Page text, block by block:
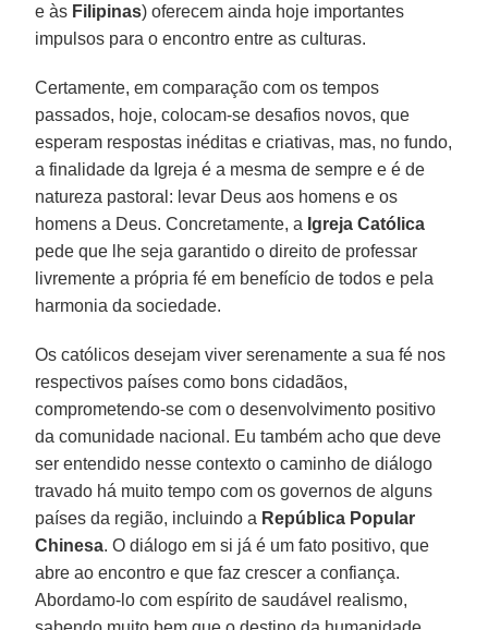
e às Filipinas) oferecem ainda hoje importantes
impulsos para o encontro entre as culturas.
Certamente, em comparação com os tempos
passados, hoje, colocam-se desafios novos, que
esperam respostas inéditas e criativas, mas, no fundo,
a finalidade da Igreja é a mesma de sempre e é de
natureza pastoral: levar Deus aos homens e os
homens a Deus. Concretamente, a Igreja Católica
pede que lhe seja garantido o direito de professar
livremente a própria fé em benefício de todos e pela
harmonia da sociedade.
Os católicos desejam viver serenamente a sua fé nos
respectivos países como bons cidadãos,
comprometendo-se com o desenvolvimento positivo
da comunidade nacional. Eu também acho que deve
ser entendido nesse contexto o caminho de diálogo
travado há muito tempo com os governos de alguns
países da região, incluindo a República Popular
Chinesa. O diálogo em si já é um fato positivo, que
abre ao encontro e que faz crescer a confiança.
Abordamo-lo com espírito de saudável realismo,